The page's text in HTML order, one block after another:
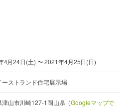
4月24日(土) 〜 2021年4月25日(日)
ーストランド住宅展示場
津山市川崎127-1岡山県（Googleマップで